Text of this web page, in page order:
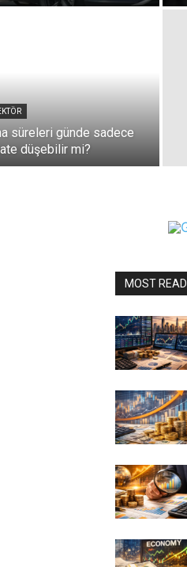
süreleri günde sadece
düşebilir mi?
MOST READ